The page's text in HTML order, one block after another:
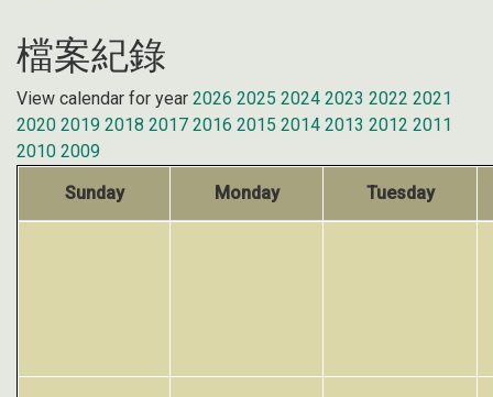
檔案紀錄
View calendar for year 2026 2025 2024 2023 2022 2021
2020 2019 2018 2017 2016 2015 2014 2013 2012 2011
2010 2009
Sunday Monday Tuesday